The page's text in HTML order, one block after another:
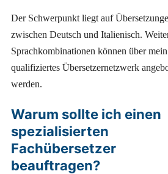
Der Schwerpunkt liegt auf
zwischen Deutsch und Italienisch.
Sprachkombinationen können über mein
qualifiziertes Übersetzernetzwerk
werden.
Warum sollte ich einen
spezialisierten
Fachübersetzer
beauftragen?